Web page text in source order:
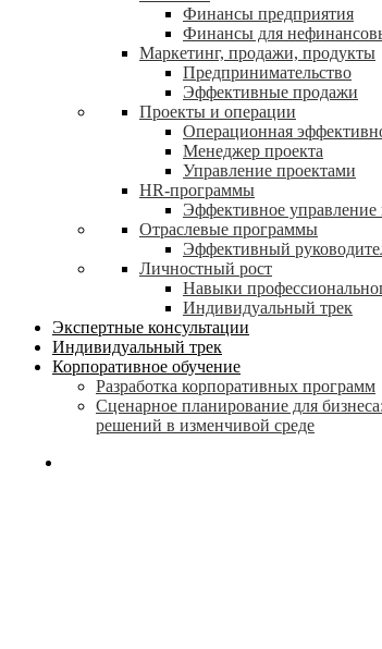
Финансы предприятия
Финансы для
Маркетинг, продажи, продукты
Предпринимательство
Эффективные продажи
Проекты и операции
Операционная
Менеджер проекта
Управление проектами
HR-программы
Эффективное управление
Отраслевые программы
Эффективный
Личностный рост
Навыки
Индивидуальный трек
Экспертные консультации
Индивидуальный трек
Корпоративное обучение
Разработка корпоративных программ
Сценарное планирование для
решений в изменчивой среде